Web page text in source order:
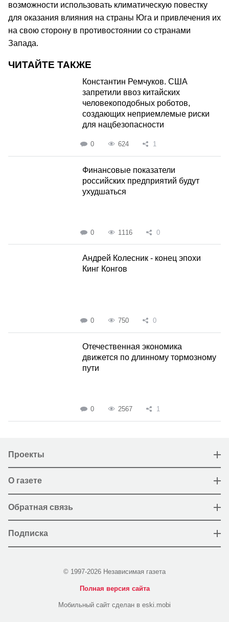
возможности использовать климатическую повестку
для оказания влияния на страны Юга и привлечения их
на свою сторону в противостоянии со странами
Запада.
ЧИТАЙТЕ ТАКЖЕ
Константин Ремчуков. США
запретили ввоз китайских
человекоподобных роботов,
создающих неприемлемые риски
для нацбезопасности
0 624 1
Финансовые показатели
российских предприятий будут
ухудшаться
0 1116 0
Андрей Колесник - конец эпохи
Кинг Конгов
0 750 0
Отечественная экономика
движется по длинному тормозному
пути
0 2567 1
Проекты
О газете
Обратная связь
Подписка
© 1997-2026 Независимая газета
Полная версия сайта
Мобильный сайт сделан в eski.mobi